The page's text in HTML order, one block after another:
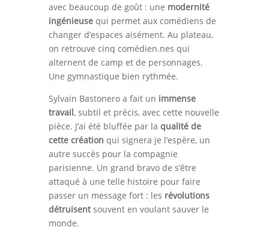
avec beaucoup de goût : une modernité
ingénieusequi permet aux comédiens de
changer d’espaces aisément. Au plateau,
on retrouve cinq comédien.nes qui
alternent de camp et de personnages.
Une gymnastique bien rythmée.
Sylvain Bastonero a fait un immense
travail, subtil et précis, avec cette nouvelle
pièce. J’ai été bluffée par la qualité de
cette création qui signera je l’espère, un
autre succès pour la compagnie
parisienne. Un grand bravo de s’être
attaqué à une telle histoire pour faire
passer un message fort : les révolutions
détruisentsouvent en voulant sauver le
monde.